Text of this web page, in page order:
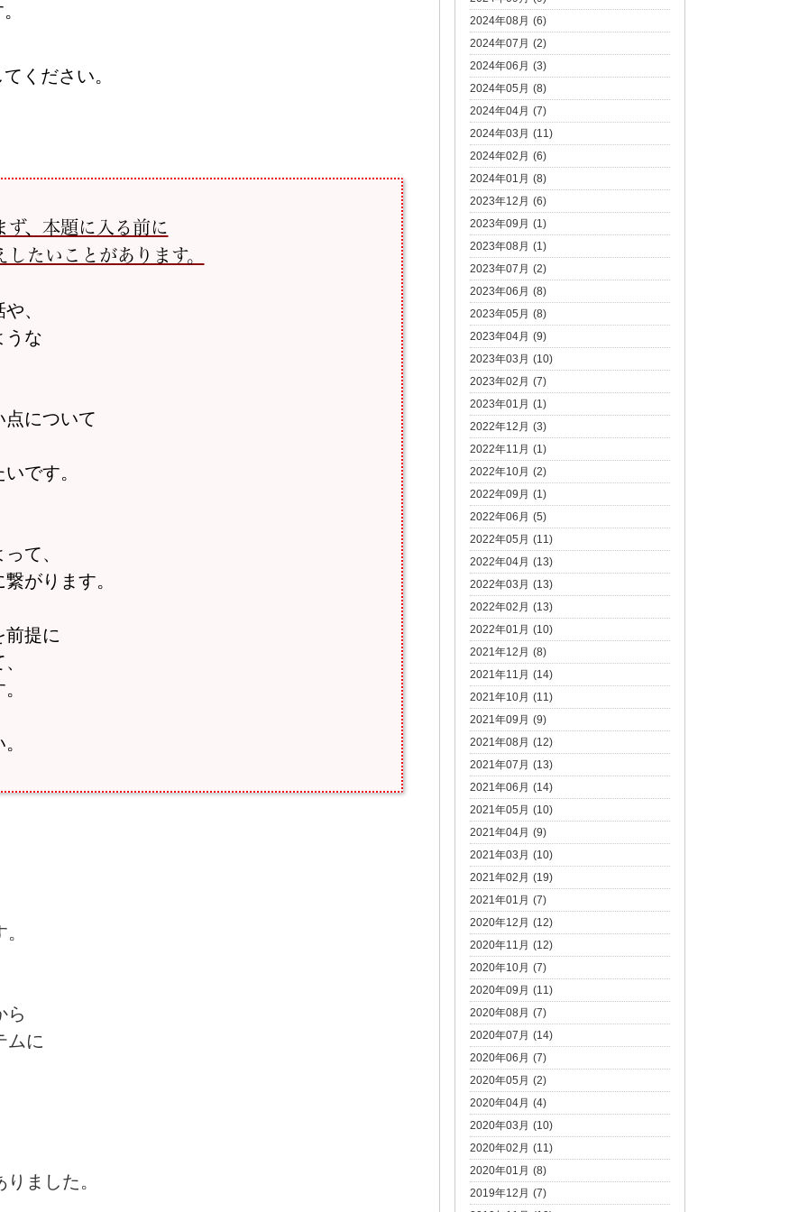
ください。
ず、本題に入る前に
したいことがあります。
、
うな
について
です。
て、
がります。
前提に
ら
ムに
ました。
2024年08月 (6)
2024年07月 (2)
2024年06月 (3)
2024年05月 (8)
2024年04月 (7)
2024年03月 (11)
2024年02月 (6)
2024年01月 (8)
2023年12月 (6)
2023年09月 (1)
2023年08月 (1)
2023年07月 (2)
2023年06月 (8)
2023年05月 (8)
2023年04月 (9)
2023年03月 (10)
2023年02月 (7)
2023年01月 (1)
2022年12月 (3)
2022年11月 (1)
2022年10月 (2)
2022年09月 (1)
2022年06月 (5)
2022年05月 (11)
2022年04月 (13)
2022年03月 (13)
2022年02月 (13)
2022年01月 (10)
2021年12月 (8)
2021年11月 (14)
2021年10月 (11)
2021年09月 (9)
2021年08月 (12)
2021年07月 (13)
2021年06月 (14)
2021年05月 (10)
2021年04月 (9)
2021年03月 (10)
2021年02月 (19)
2021年01月 (7)
2020年12月 (12)
2020年11月 (12)
2020年10月 (7)
2020年09月 (11)
2020年08月 (7)
2020年07月 (14)
2020年06月 (7)
2020年05月 (2)
2020年04月 (4)
2020年03月 (10)
2020年02月 (11)
2020年01月 (8)
2019年12月 (7)